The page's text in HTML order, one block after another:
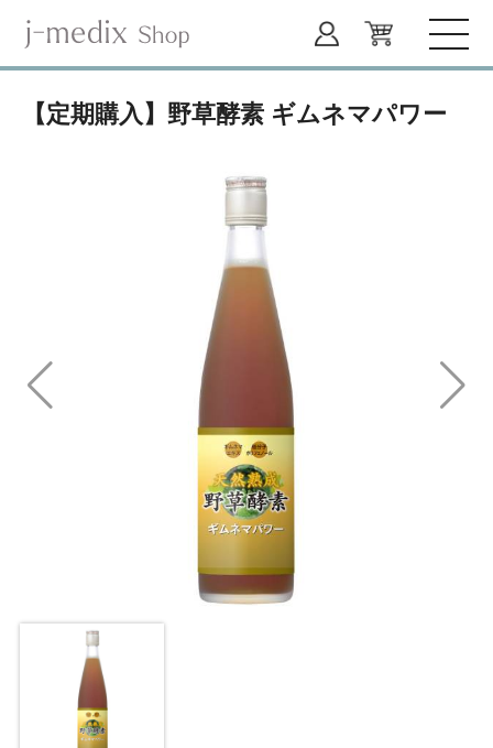
【定期購入】野草酵素 ギムネマパワー